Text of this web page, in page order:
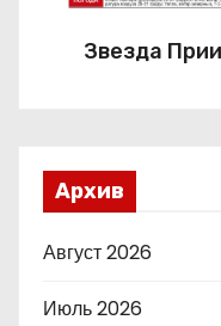
Звезда
Архив
Август 2026
Июль 2026